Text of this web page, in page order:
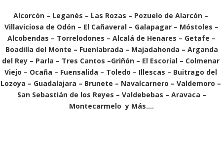
Alcorcón– Leganés – Las Rozas – Pozuelo de Alarcón–
Villaviciosa de Odón – El Cañaveral – Galapagar – Móstoles –
Alcobendas – Torrelodones – Alcalá de Henares – Getafe –
Boadilla del Monte – Fuenlabrada – Majadahonda – Arganda
del Rey– Parla – Tres Cantos –Griñón– El Escorial– Colmenar
Viejo – Ocaña – Fuensalida – Toledo – Illescas – Buitrago del
Lozoya – Guadalajara – Brunete – Navalcarnero – Valdemoro –
San Sebastián de los Reyes – Valdebebas – Aravaca –
Montecarmelo y Más….